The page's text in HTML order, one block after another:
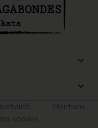

keyboard_arrow_down
Mentions
cookies